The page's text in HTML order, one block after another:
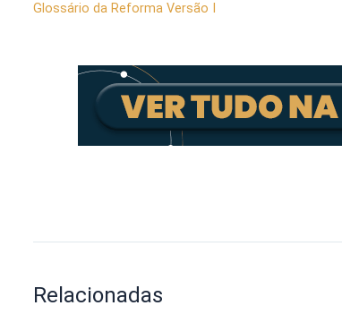
Glossário da Reforma Versão I
Relacionadas